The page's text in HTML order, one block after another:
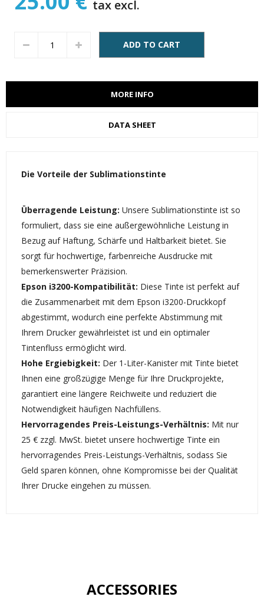
tax excl.
ADD TO CART
MORE INFO
DATA SHEET
Die Vorteile der Sublimationstinte
Überragende Leistung: Unsere Sublimationstinte ist so
formuliert, dass sie eine außergewöhnliche Leistung in
Bezug auf Haftung, Schärfe und Haltbarkeit bietet. Sie
sorgt für hochwertige, farbenreiche Ausdrucke mit
bemerkenswerter Präzision.
Epson i3200-Kompatibilität: Diese Tinte ist perfekt auf
die Zusammenarbeit mit dem Epson i3200-Druckkopf
abgestimmt, wodurch eine perfekte Abstimmung mit
Ihrem Drucker gewährleistet ist und ein optimaler
Tintenfluss ermöglicht wird.
Hohe Ergiebigkeit: Der 1-Liter-Kanister mit Tinte bietet
Ihnen eine großzügige Menge für Ihre Druckprojekte,
garantiert eine längere Reichweite und reduziert die
Notwendigkeit häufigen Nachfüllens.
Hervorragendes Preis-Leistungs-Verhältnis: Mit nur
25 € zzgl. MwSt. bietet unsere hochwertige Tinte ein
hervorragendes Preis-Leistungs-Verhältnis, sodass Sie
Geld sparen können, ohne Kompromisse bei der Qualität
Ihrer Drucke eingehen zu müssen.
ACCESSORIES